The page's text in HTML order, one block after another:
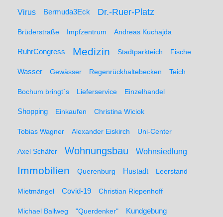
Virus Bermuda3Eck Dr.-Ruer-Platz
Brüderstraße Impfzentrum Andreas Kuchajda
RuhrCongress Medizin Stadtparkteich Fische
Wasser Gewässer Regenrückhaltebecken Teich
Bochum bringt´s Lieferservice Einzelhandel
Shopping Einkaufen Christina Wiciok
Tobias Wagner Alexander Eiskirch Uni-Center
Axel Schäfer Wohnungsbau Wohnsiedlung
Immobilien Querenburg Hustadt Leerstand
Mietmängel Covid-19 Christian Riepenhoff
Michael Ballweg "Querdenker" Kundgebung